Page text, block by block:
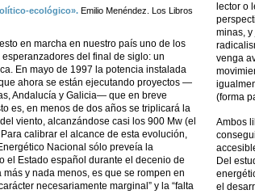
ecológico».Emilio Menéndez. Los Libros
en marcha en nuestro país uno de los
del final de siglo: un
En mayo de 1997 la potencia instalada
ahora se están ejecutando proyectos —
Andalucía y Galicia— que en breve
es, en menos de dos años se triplicará la
viento, alcanzándose casi los 900 Mw (el
calibrar el alcance de esta evolución,
Nacional sólo preveía la
el Estado español durante el decenio de
y nada menos, es que se rompen en
necesariamente marginal” y la “falta
lector o
minas,
venga
(forma
Ambos
Del
el